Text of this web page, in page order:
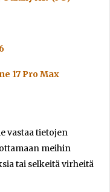
17 Pro Max
vastaa tietojen
meihin
tai selkeitä virheitä